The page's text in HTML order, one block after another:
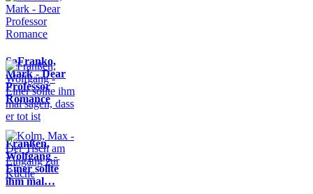
SaFranko,
Mark - Dear
Professor
Romance
Franßen,
Wolfgang -
Einer sollte
ihm mal…